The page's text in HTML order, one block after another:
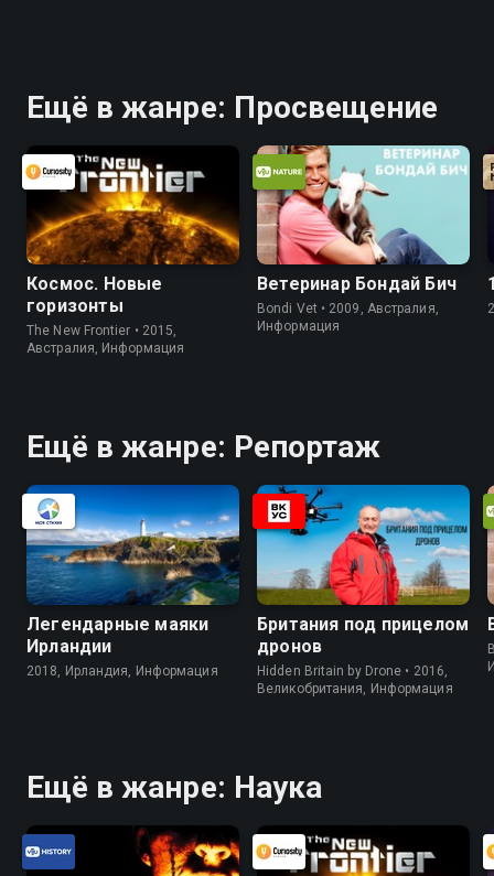
Ещё в жанре: Просвещение
Космос. Новые
горизонты
The New Frontier • 2015,
Австралия, Информация
Ветеринар Бондай Бич
Bondi Vet • 2009, Австралия,
Информация
Ещё в жанре: Репортаж
Легендарные маяки
Ирландии
2018, Ирландия, Информация
Британия под прицелом
дронов
Hidden Britain by Drone • 2016,
Великобритания, Информация
Ещё в жанре: Наука